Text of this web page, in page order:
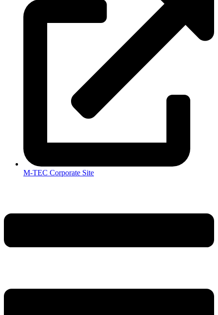
M-TEC Corporate Site